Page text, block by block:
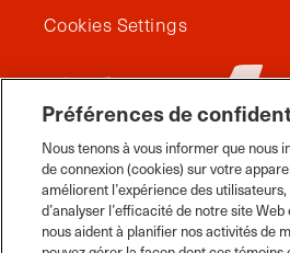
Cookies Settings
Préférences de
Nous tenons à vous informer que nous
de connexion (cookies) sur votre
améliorent l’expérience des
d’analyser l’efficacité de notre site
nous aident à planifier nos activités de